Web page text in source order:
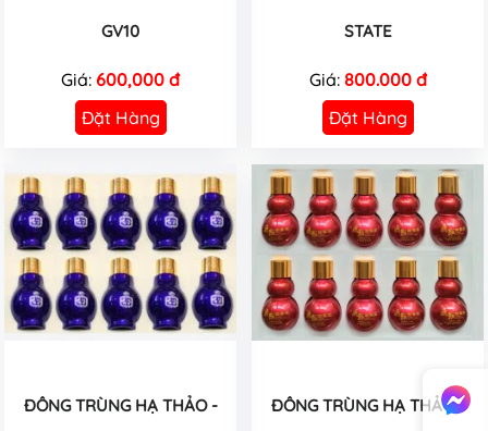
GV10
Giá: 600,000 đ
Đặt Hàng
STATE
Giá: 800.000 đ
Đặt Hàng
ĐÔNG TRÙNG HẠ THẢO - ĐÔNG TRÙNG HẠ THẢO -